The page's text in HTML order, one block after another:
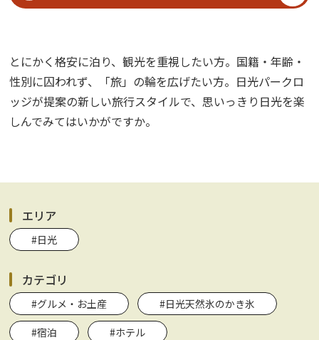
とにかく格安に泊り、観光を重視したい方。国籍・年齢・
性別に囚われず、「旅」の輪を広げたい方。日光パークロ
ッジが提案の新しい旅行スタイルで、思いっきり日光を楽
しんでみてはいかがですか。
エリア
#日光
カテゴリ
#グルメ・お土産
#日光天然氷のかき氷
#宿泊
#ホテル